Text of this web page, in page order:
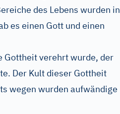
des Lebens wurden in
es einen Gott und einen
Gottheit verehrt wurde, der
Der Kult dieser Gottheit
wegen wurden aufwändige